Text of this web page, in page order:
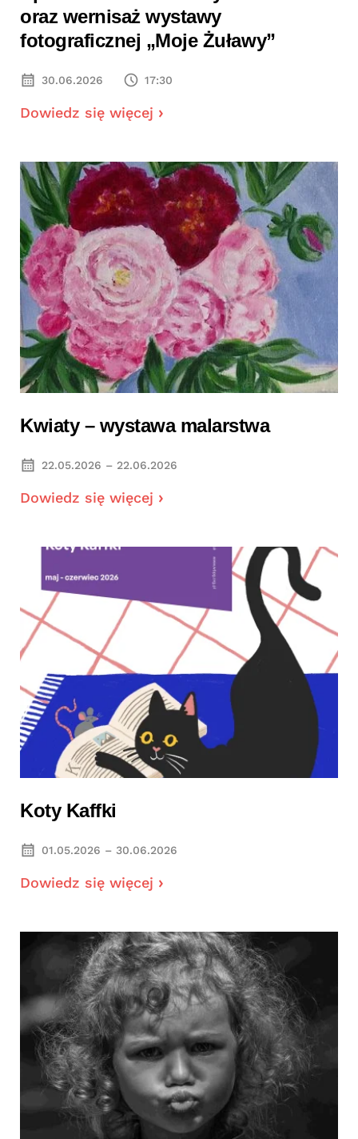
oraz wernisaż wystawy
fotograficznej „Moje Żuławy”
30.06.2026 17:30
Dowiedz się więcej
Kwiaty – wystawa malarstwa
22.05.2026 – 22.06.2026
Dowiedz się więcej
Koty Kaffki
01.05.2026 – 30.06.2026
Dowiedz się więcej